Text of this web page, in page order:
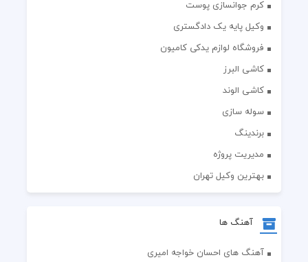
کرم جوانسازی پوست
وکیل پایه یک دادگستری
فروشگاه لوازم یدکی کامیون
کاشی البرز
کاشی الوند
سوله سازی
برندینگ
مدیریت پروژه
بهترین وکیل تهران
آهنگ ها
آهنگ های احسان خواجه امیری